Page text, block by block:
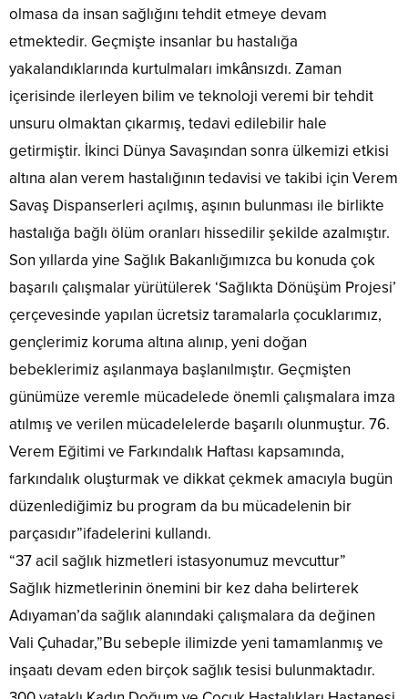
olmasa da insan sağlığını tehdit etmeye devam
etmektedir. Geçmişte insanlar bu hastalığa
yakalandıklarında kurtulmaları imkânsızdı. Zaman
içerisinde ilerleyen bilim ve teknoloji veremi bir tehdit
unsuru olmaktan çıkarmış, tedavi edilebilir hale
getirmiştir. İkinci Dünya Savaşından sonra ülkemizi etkisi
altına alan verem hastalığının tedavisi ve takibi için Verem
Savaş Dispanserleri açılmış, aşının bulunması ile birlikte
hastalığa bağlı ölüm oranları hissedilir şekilde azalmıştır.
Son yıllarda yine Sağlık Bakanlığımızca bu konuda çok
başarılı çalışmalar yürütülerek ‘Sağlıkta Dönüşüm Projesi’
çerçevesinde yapılan ücretsiz taramalarla çocuklarımız,
gençlerimiz koruma altına alınıp, yeni doğan
bebeklerimiz aşılanmaya başlanılmıştır. Geçmişten
günümüze veremle mücadelede önemli çalışmalara imza
atılmış ve verilen mücadelelerde başarılı olunmuştur. 76.
Verem Eğitimi ve Farkındalık Haftası kapsamında,
farkındalık oluşturmak ve dikkat çekmek amacıyla bugün
düzenlediğimiz bu program da bu mücadelenin bir
parçasıdır”ifadelerini kullandı.
“37 acil sağlık hizmetleri istasyonumuz mevcuttur”
Sağlık hizmetlerinin önemini bir kez daha belirterek
Adıyaman’da sağlık alanındaki çalışmalara da değinen
Vali Çuhadar,”Bu sebeple ilimizde yeni tamamlanmış ve
inşaatı devam eden birçok sağlık tesisi bulunmaktadır.